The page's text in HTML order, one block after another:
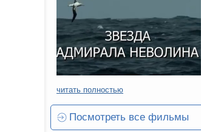
читать полностью
Посмотреть все фильмы